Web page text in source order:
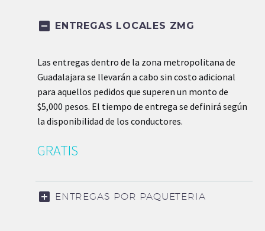
ENTREGAS LOCALES ZMG
Las entregas dentro de la zona metropolitana de
Guadalajara se llevarán a cabo sin costo adicional
para aquellos pedidos que superen un monto de
$5,000 pesos. El tiempo de entrega se definirá según
la disponibilidad de los conductores.
GRATIS
ENTREGAS POR PAQUETERIA